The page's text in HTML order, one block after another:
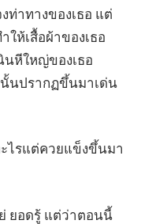
าทางของเธอ แต่
ห้เสื้อผ้าของเธอ
นหีใหญ่ของเธอ
นปรากฏขึ้นมาเด่น
ไรแต่ควยแข็งขึ้นมา
ยอดรู้ แต่ว่าตอนนี้